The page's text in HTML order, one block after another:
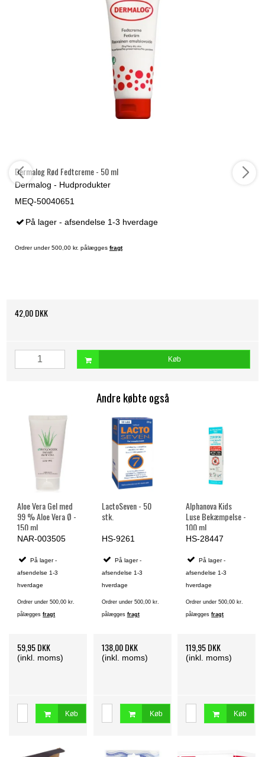
Dermalog Rød Fedtcreme - 50 ml
Dermalog - Hudprodukter
MEQ-50040651
På lager - afsendelse 1-3 hverdage
Ordrer under 500,00 kr. pålægges fragt
42,00 DKK
Køb
Andre købte også
Aloe Vera Gel med
99 % Aloe Vera Ø -
150 ml
NAR-003505
På lager -
afsendelse 1-3
hverdage
Ordrer under 500,00 kr.
pålæggesfragt
59,95 DKK
(inkl. moms)
Køb
LactoSeven - 50
stk.
HS-9261
På lager -
afsendelse 1-3
hverdage
Ordrer under 500,00 kr.
pålægges fragt
138,00 DKK
(inkl. moms)
Køb
Alphanova Kids
Luse Bekæmpelse -
100 ml.
HS-28447
På lager -
afsendelse 1-3
hverdage
Ordrer under 500,00 kr.
pålæggesfragt
119,95 DKK
(inkl. moms)
Køb